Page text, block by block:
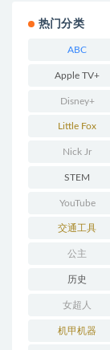
热门分类
ABC
Apple TV+
Disney+
Little Fox
Nick Jr
STEM
YouTube
交通工具
公主
历史
女超人
机甲机器